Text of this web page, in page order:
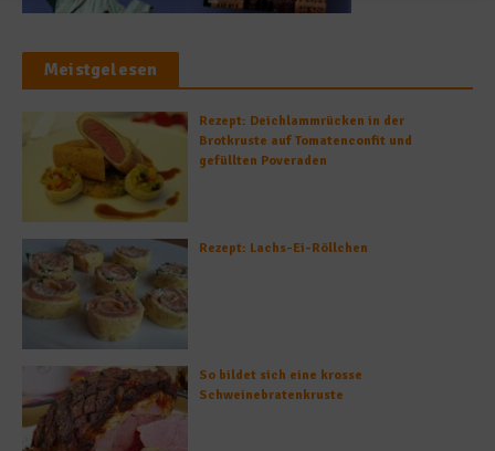
Meistgelesen
Rezept: Deichlammrücken in der
Brotkruste auf Tomatenconfit und
gefüllten Poveraden
Rezept: Lachs-Ei-Röllchen
So bildet sich eine krosse
Schweinebratenkruste